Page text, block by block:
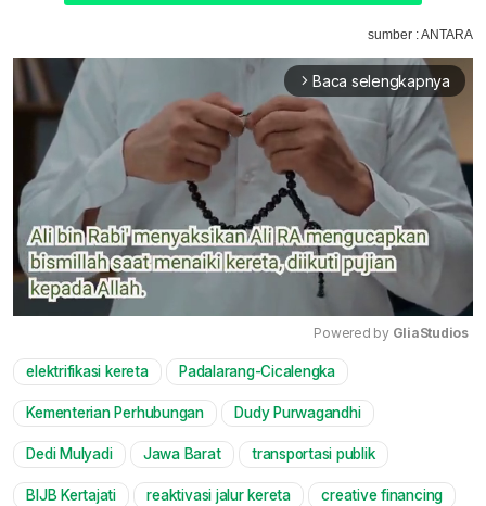
sumber : ANTARA
arrow_forward_ios Baca selengkapnya
Powered by GliaStudios
elektrifikasi kereta Padalarang-Cicalengka
Kementerian Perhubungan Dudy Purwagandhi
Dedi Mulyadi Jawa Barat transportasi publik
BIJB Kertajati reaktivasi jalur kereta creative financing